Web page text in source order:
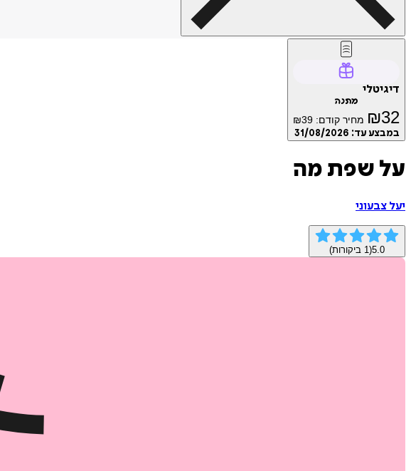
דיגיטלי
מתנה
₪32 מחיר קודם: ₪39
במבצע עד: 31/08/2026
על שפת מה
יעל צבעוני
5.0
(
1 ביקורות)